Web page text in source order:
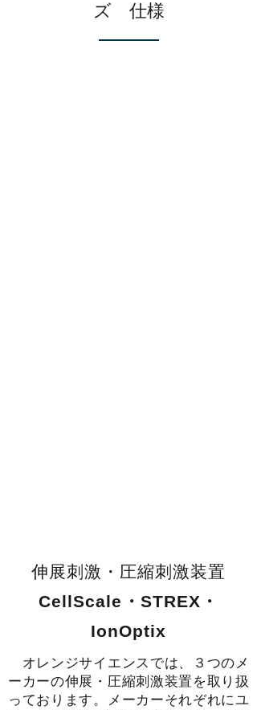
ズ 仕様
​伸展刺激・圧縮刺激装置
​CellScale・STREX・
IonOptix
オレンジサイエンスでは、３つのメ
ーカーの伸展・圧縮刺激装置を取り扱
っております。メーカーそれぞれにユ